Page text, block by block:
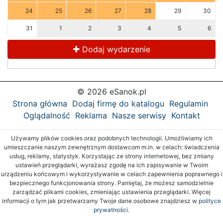
24 25 26 27 28 29 30
31 1 2 3 4 5 6
Dodaj wydarzenie
© 2026 eSanok.pl
Strona główna Dodaj firmę do katalogu Regulamin
Oglądalność Reklama Nasze serwisy Kontakt
Używamy plików cookies oraz podobnych technologii. Umożliwiamy ich
umieszczanie naszym zewnętrznym dostawcom m.in. w celach: świadczenia
usług, reklamy, statystyk. Korzystając ze strony internetowej, bez zmiany
ustawień przeglądarki, wyrażasz zgodę na ich zapisywanie w Twoim
urządzeniu końcowym i wykorzystywanie w celach zapewnienia poprawnego i
bezpiecznego funkcjonowania strony. Pamiętaj, że możesz samodzielnie
zarządzać plikami cookies, zmieniając ustawienia przeglądarki. Więcej
informacji o tym jak przetwarzamy Twoje dane osobowe znajdziesz w polityce
prywatności.